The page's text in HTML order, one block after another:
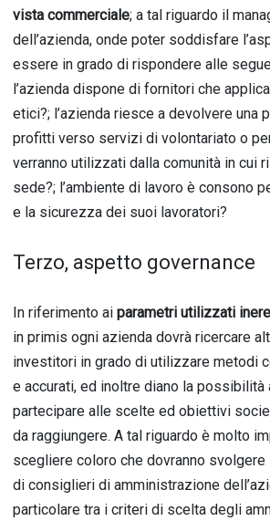
vista commerciale; a tal riguardo il
dell’azienda, onde poter soddisfare
essere in grado di rispondere alle
l’azienda dispone di fornitori che
etici?; l’azienda riesce a devolvere una
profitti verso servizi di volontariato o
verranno utilizzati dalla comunità in cui
sede?; l’ambiente di lavoro è consono
e la sicurezza dei suoi lavoratori?
Terzo, aspetto governance
In riferimento ai parametri utilizzati
in primis ogni azienda dovrà ricercare
investitori in grado di utilizzare metodi
e accurati, ed inoltre diano la
partecipare alle scelte ed obiettivi
da raggiungere. A tal riguardo è molto
scegliere coloro che dovranno
di consiglieri di amministrazione
particolare tra i criteri di scelta degli